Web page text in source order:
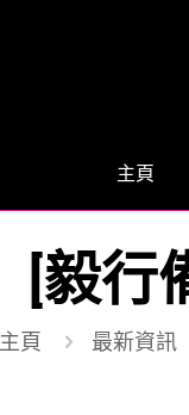
主頁
[毅行
主頁 最新資訊